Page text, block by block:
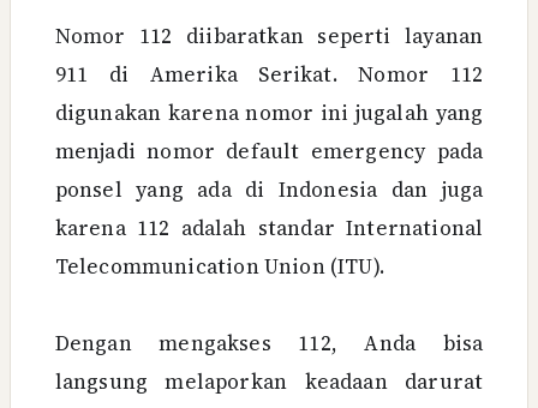
Nomor 112 diibaratkan seperti layanan
911 di Amerika Serikat. Nomor 112
digunakan karena nomor ini jugalah yang
menjadi nomor default emergency pada
ponsel yang ada di Indonesia dan juga
karena 112 adalah standar International
Telecommunication Union (ITU).
Dengan mengakses 112, Anda bisa
langsung melaporkan keadaan darurat